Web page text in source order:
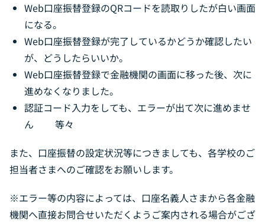
Web口座振替登録のQRコードを読取りしたが白い画面
になる。
Web口座振替登録が完了しているかどうか確認したい
が、どうしたらいいか。
Web口座振替登録で金融機関の画面に移った後、次に
進めなくなりました。
認証コード入力をしても、エラーが出て次に進めませ
ん 等々
また、口座振替の設定状況等につきましても、各学校のご
担当者さまへのご確認をお願いします。
※エラー等の内容によっては、口座名義人さまから各金融
機関へ直接お問合せいただくようご案内される場合がござ